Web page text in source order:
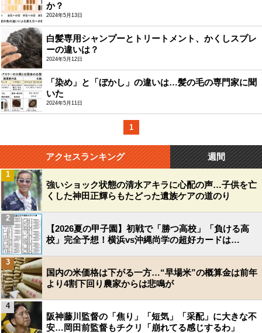
か？
2024年5月13日
白髪専用シャンプーとトリートメント、かくしスプレ
ーの違いは？
2024年5月12日
「染め」と「ぼかし」の違いは…髪の毛の専門家に聞
いた
2024年5月11日
1
アクセスランキング 週間
強いショック状態の清水アキラに心配の声…子供を亡
くした神田正輝らもたどった遺族ケアの道のり
1
【2026夏の甲子園】初戦で「勝つ高校」「負ける高
校」完全予想！横浜vs沖縄尚学の超好カードは…
2
国内の米価格は下がる一方…“早場米”の概算金は前年
より4割下回り農家からは悲鳴が
3
阪神藤川監督の「焦り」「短気」「采配」に大きな不
安…岡田前監督もチクリ「崩れてる感じするわ」
4